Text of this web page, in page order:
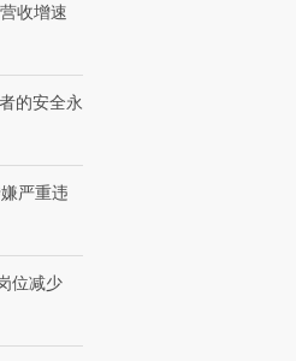
印
视线｜“入侵”还是“人道危
【商旅对话】华住集团
收增速
的安全永
严重违
位减少